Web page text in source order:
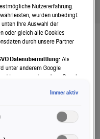
Nutzererfahrung.
wurden unbedingt
Ihre Auswahl der
oder gleich alle Cookies
durch unsere Partner
Datenübermittlung:Als
unter anderem Google
werden, dass Google
In den USA besteht kein
der Europäischen
ergeben, weil Sie Ihre
Immer aktiv